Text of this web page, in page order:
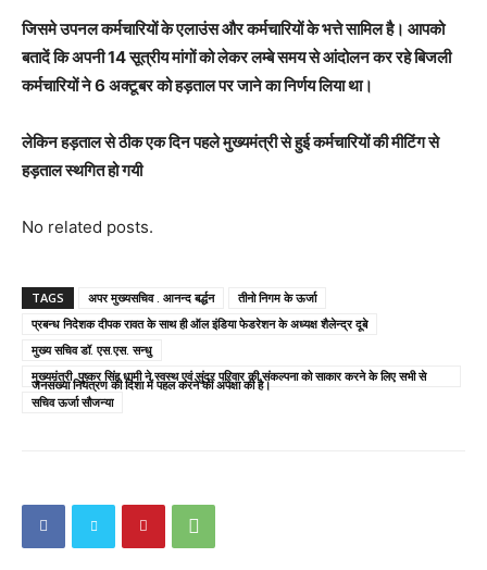
जिसमे उपनल कर्मचारियों के एलाउंस और कर्मचारियों के भत्ते सामिल है। आपको
बतादें कि अपनी 14 सूत्रीय मांगों को लेकर लम्बे समय से आंदोलन कर रहे बिजली
कर्मचारियों ने 6 अक्टूबर को हड़ताल पर जाने का निर्णय लिया था।
लेकिन हड़ताल से ठीक एक दिन पहले मुख्यमंत्री से हुई कर्मचारियों की मीटिंग से
हड़ताल स्थगित हो गयी
No related posts.
TAGS अपर मुख्यसचिव . आनन्द बर्द्धन
तीनो निगम के ऊर्जा
प्रबन्ध निदेशक दीपक रावत के साथ ही ऑल इंडिया फेडरेशन के अध्यक्ष शैलेन्द्र दूबे
मुख्य सचिव डॉ. एस.एस. सन्धु
मुख्यमंत्री पुष्कर सिंह धामी ने स्वस्थ एवं सुंदर परिवार की संकल्पना को साकार करने के लिए सभी से
जनसंख्या नियंत्रण की दिशा में पहल करने की अपेक्षा की है।
सचिव ऊर्जा सौजन्या